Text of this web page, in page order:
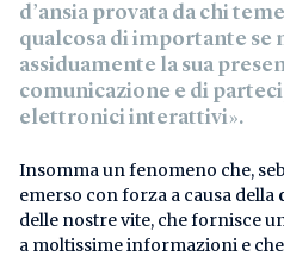
d’ansia provata da chi
qualcosa di importante se
assiduamente la sua
comunicazione e di
elettronici interattivi».
Insomma un fenomeno che,
emerso con forza a causa della
delle nostre vite, che fornisce
a moltissime informazioni e